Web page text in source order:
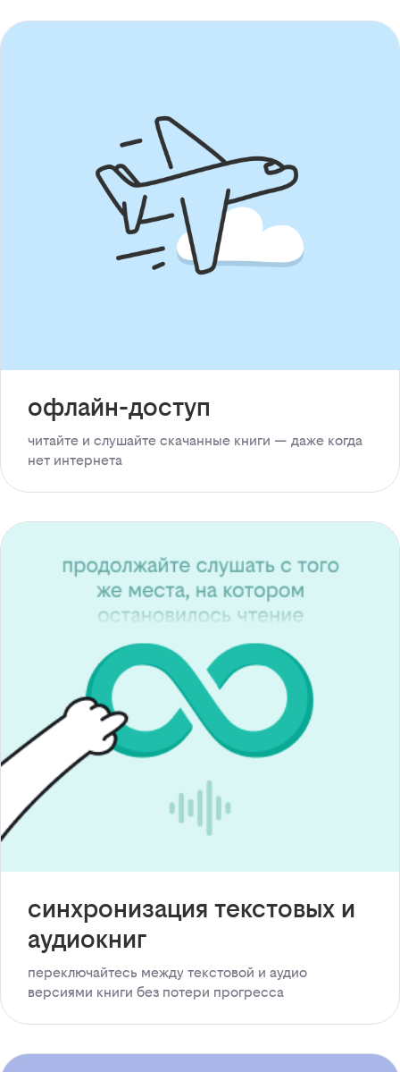
офлайн-доступ
читайте и слушайте скачанные книги — даже когда
нет интернета
синхронизация текстовых и
аудиокниг
переключайтесь между текстовой и аудио
версиями книги без потери прогресса